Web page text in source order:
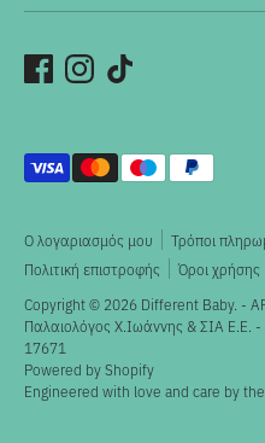
Ο λογαριασμός μου Τρόποι
Πολιτική επιστροφής
Όροι χρήσης
Copyright © 2026 Different Baby. -
Παλαιολόγος X.Ιωάννης & ΣΙΑ
17671
Powered by Shopify
Engineered with love and care by the
Αποδεκτοί
τρόποι